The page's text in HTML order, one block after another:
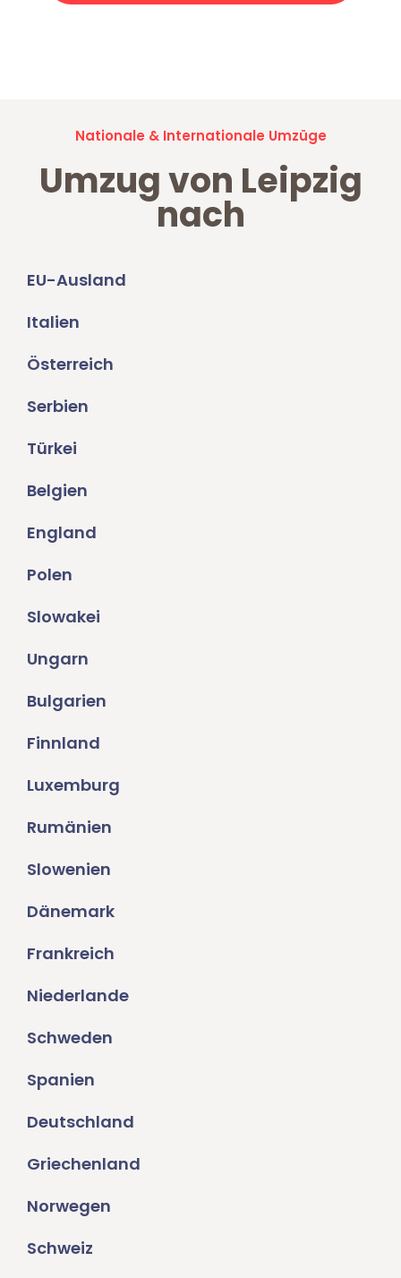
Nationale & Internationale Umzüge
Umzug von Leipzig
nach
EU-Ausland
Italien
Österreich
Serbien
Türkei
Belgien
England
Polen
Slowakei
Ungarn
Bulgarien
Finnland
Luxemburg
Rumänien
Slowenien
Dänemark
Frankreich
Niederlande
Schweden
Spanien
Deutschland
Griechenland
Norwegen
Schweiz